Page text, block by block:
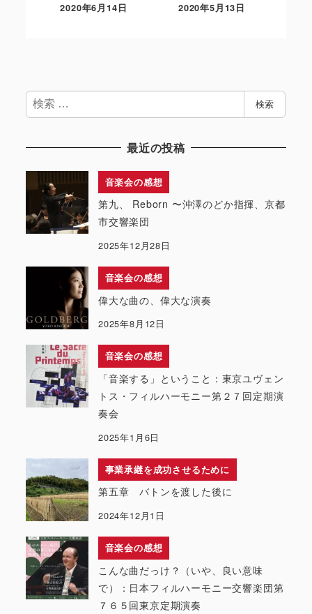
2020年6月14日 2020年5月13日
検
索
検索
最近の投稿
音楽会の感想
第九、 Reborn 〜沖澤のどか指揮、京都
市交響楽団
2025年12月28日
音楽会の感想
偉大な曲の、偉大な演奏
2025年8月12日
音楽会の感想
「音楽する」ということ：東京ユヴェン
トス・フィルハーモニー第２７回定期演
奏会
2025年1月6日
事業承継を成功させるために
第五章 バトンを渡した後に
2024年12月1日
音楽会の感想
こんな曲だっけ？（いや、良い意味
で）：日本フィルハーモニー交響楽団第
７６５回東京定期演奏